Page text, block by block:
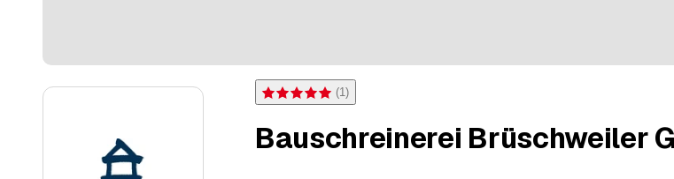
Note 5 sur 5 étoiles pour d'une évaluation
(1)
Bauschreinerei Brüschweiler